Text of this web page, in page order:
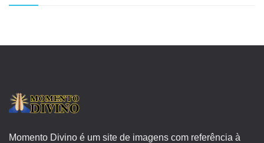
Momento Divino é um site de imagens com referência à